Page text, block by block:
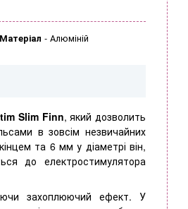
Матеріал - Алюміній
Slim Finn, який дозволить
в зовсім незвичайних
та 6 мм у діаметрі він,
до електростимулятора
захоплюючий ефект. У